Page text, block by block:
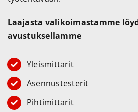
Laajasta valikoimastamme
avustuksellamme
Yleismittarit
Asennustesterit
Pihtimittarit